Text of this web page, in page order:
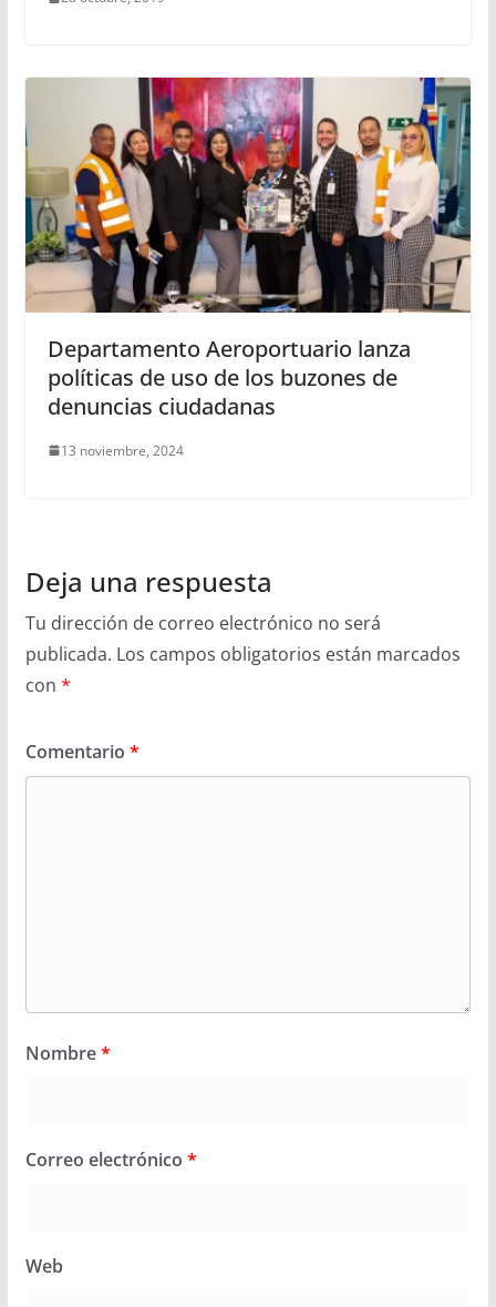
Departamento Aeroportuario lanza
políticas de uso de los buzones de
denuncias ciudadanas
13 noviembre, 2024
Deja una respuesta
Tu dirección de correo electrónico no será
publicada. Los campos obligatorios están marcados
con *
Comentario *
Nombre*
Correo electrónico *
Web